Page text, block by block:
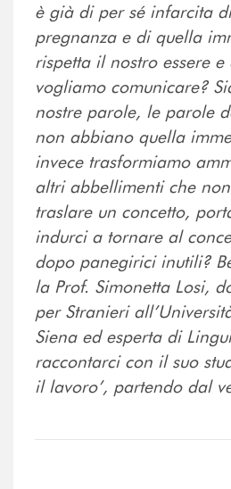
è già di per sé infarcita
pregnanza e di quella
rispetta il nostro essere e
vogliamo comunicare?
nostre parole, le parole
non abbiano quella
invece trasformiamo
altri abbellimenti che
traslare un concetto,
indurci a tornare al
dopo panegirici inutili?
la Prof. Simonetta Losi,
per Stranieri
Siena ed esperta di
raccontarci con il suo
il lavoro’, partendo dal